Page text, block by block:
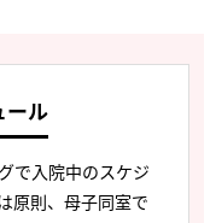
ール
で入院中のスケジ
原則、母子同室で